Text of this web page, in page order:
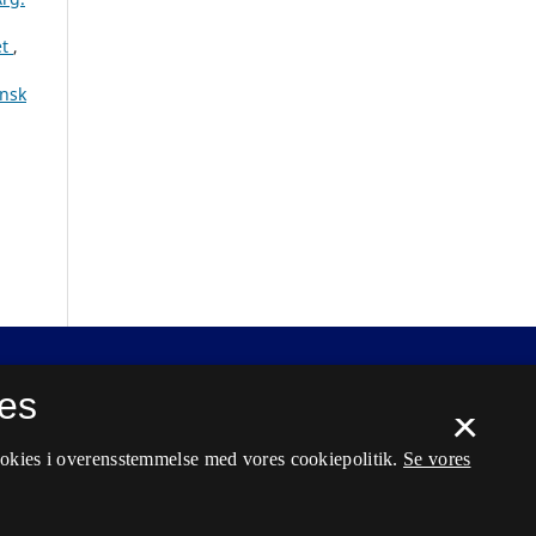
,
×
i overensstemmelse med vores cookiepolitik. Se vores